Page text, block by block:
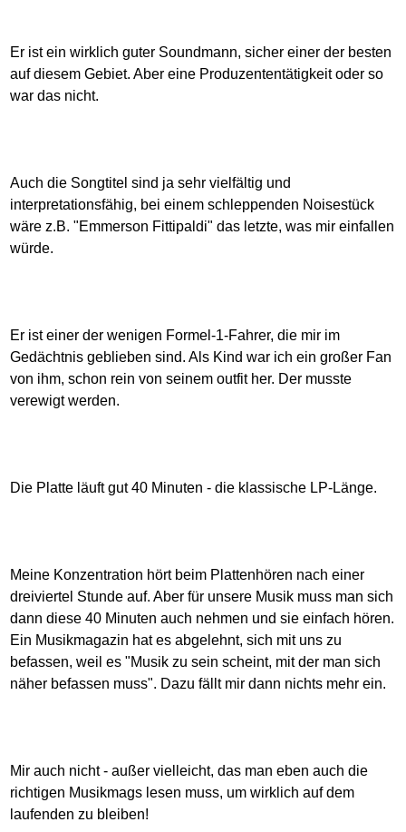
Er ist ein wirklich guter Soundmann, sicher einer der besten
auf diesem Gebiet. Aber eine Produzententätigkeit oder so
war das nicht.
Auch die Songtitel sind ja sehr vielfältig und
interpretationsfähig, bei einem schleppenden Noisestück
wäre z.B. "Emmerson Fittipaldi" das letzte, was mir einfallen
würde.
Er ist einer der wenigen Formel-1-Fahrer, die mir im
Gedächtnis geblieben sind. Als Kind war ich ein großer Fan
von ihm, schon rein von seinem outfit her. Der musste
verewigt werden.
Die Platte läuft gut 40 Minuten - die klassische LP-Länge.
Meine Konzentration hört beim Plattenhören nach einer
dreiviertel Stunde auf. Aber für unsere Musik muss man sich
dann diese 40 Minuten auch nehmen und sie einfach hören.
Ein Musikmagazin hat es abgelehnt, sich mit uns zu
befassen, weil es "Musik zu sein scheint, mit der man sich
näher befassen muss". Dazu fällt mir dann nichts mehr ein.
Mir auch nicht - außer vielleicht, das man eben auch die
richtigen Musikmags lesen muss, um wirklich auf dem
laufenden zu bleiben!